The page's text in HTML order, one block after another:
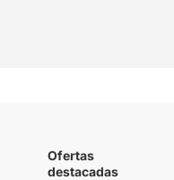
Ofertas
destacadas